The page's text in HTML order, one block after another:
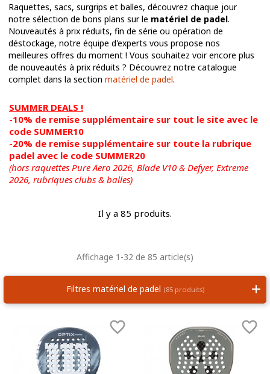
Raquettes, sacs, surgrips et balles, découvrez chaque jour
notre sélection de bons plans sur le matériel de padel.
Nouveautés à prix réduits, fin de série ou opération de
déstockage, notre équipe d'experts vous propose nos
meilleures offres du moment ! Vous souhaitez voir encore plus
de nouveautés à prix réduits ? Découvrez notre catalogue
complet dans la section matériel de padel.
SUMMER DEALS !
-10% de remise supplémentaire sur tout le site avec le
code SUMMER10
-20% de remise supplémentaire sur toute la rubrique
padel avec le code SUMMER20
(hors raquettes Pure Aero 2026, Blade V10 & Defyer, Extreme
2026, rubriques clubs & balles)
Il y a 85 produits.
Affichage 1-32 de 85 article(s)
Filtres matériel de padel (85 produits)
 